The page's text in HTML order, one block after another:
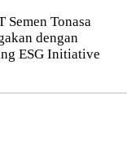
Semen Tonasa
dengan
ESG Initiative